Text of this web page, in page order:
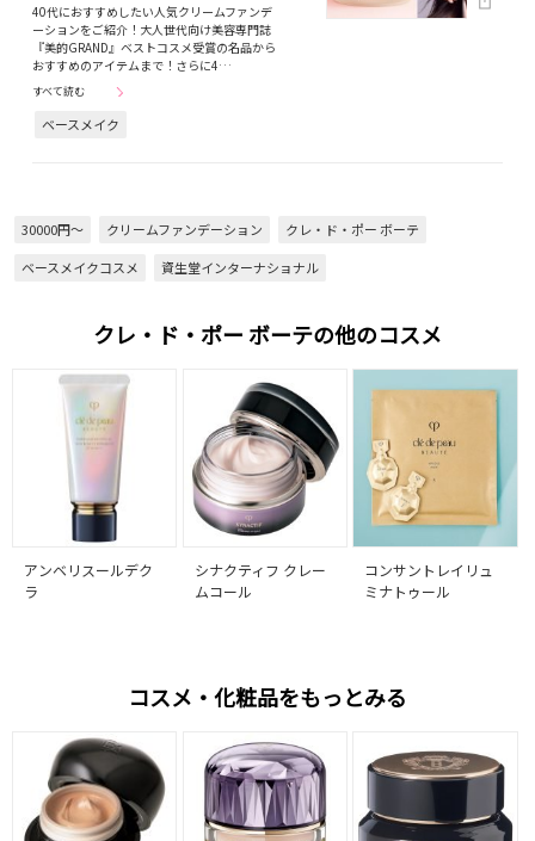
40代におすすめしたい人気クリームファンデ
ーションをご紹介！大人世代向け美容専門誌
『美的GRAND』ベストコスメ受賞の名品から
おすすめのアイテムまで！さらに4…
すべて読む
ベースメイク
30000円～ クリームファンデーション
クレ・ド・ポー ボーテ
ベースメイクコスメ
資生堂インターナショナル
クレ・ド・ポー ボーテの他のコスメ
アンベリスールデク
ラ
シナクティフ クレー
ムコール
コンサントレイリュ
ミナトゥール
コスメ・化粧品をもっとみる